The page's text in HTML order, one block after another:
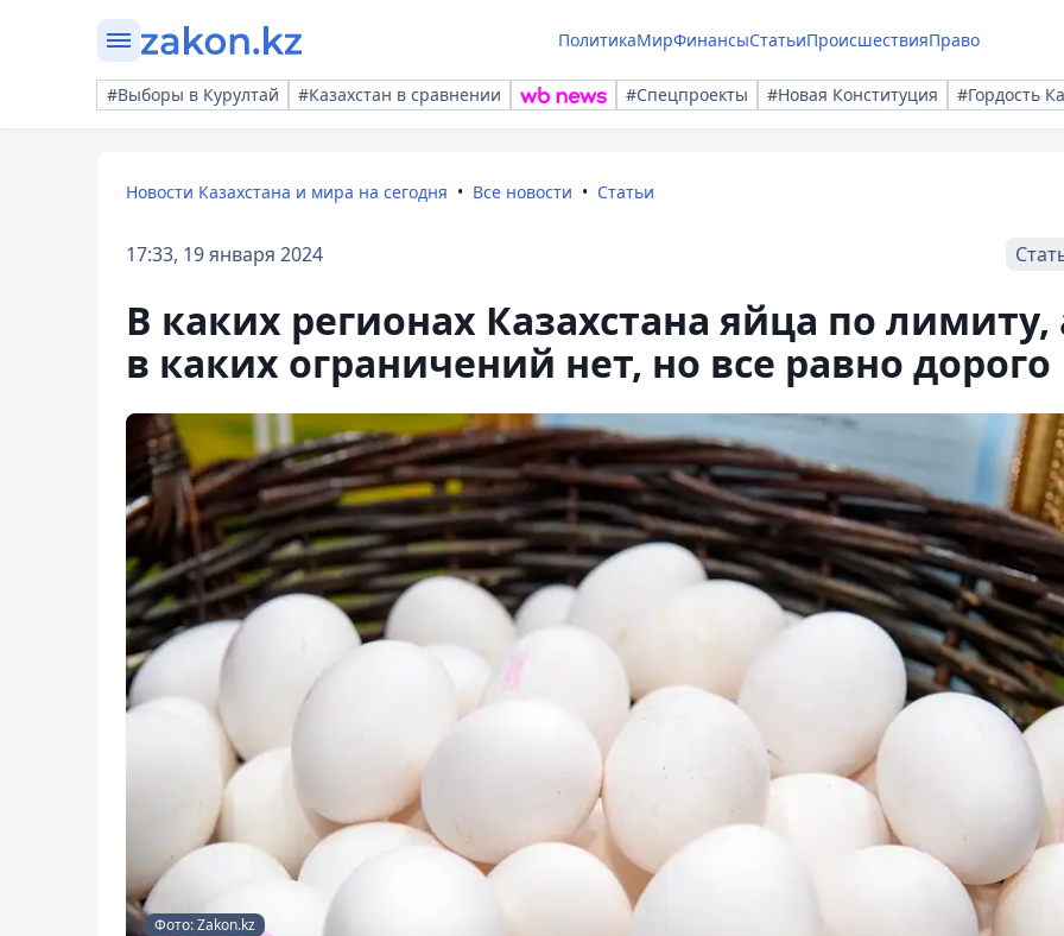
ПолитикаМирФинансыСтатьиПроисшествияПраво
#Выборы в Курултай #Казахстан в сравнении #Спецпроекты #Новая Конституция #Гордость
Новости Казахстана и мира на сегодня Все новости Статьи
17:33, 19 января 2024
В каких регионах Казахстана яйца по лимиту,
в каких ограничений нет, но все равно дорого
Фото: Zakon.kz